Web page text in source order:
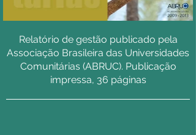
Relatório de gestão publicado pela
Associação Brasileira das Universidades
Comunitárias (ABRUC). Publicação
impressa, 36 páginas